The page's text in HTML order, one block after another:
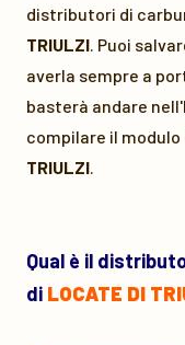
distributori di
TRIULZI. Puoi
averla sempre a
basterà andare
compilare il
TRIULZI.
Qual è il
di LOCATE DI